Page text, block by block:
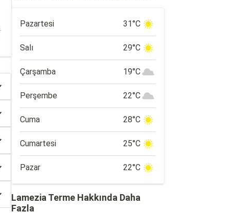
Pazartesi 31°C
Salı 29°C
Çarşamba 19°C
Perşembe 22°C
Cuma 28°C
Cumartesi 25°C
Pazar 22°C
Lamezia Terme Hakkında Daha
Fazla